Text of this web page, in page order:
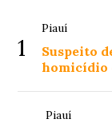
1
Piauí
Suspeito
homicídio
Piauí